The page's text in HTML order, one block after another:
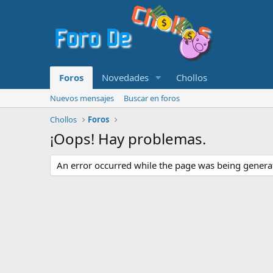
Foros Novedades Chollos
Nuevos mensajes
Buscar en foros
Chollos
Foros
¡Oops! Hay problemas.
An error occurred while the page was being